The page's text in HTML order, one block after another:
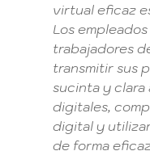
virtual eficaz
Los
trabajadores
transmitir sus
sucinta y clara
digitales,
digital y
de forma